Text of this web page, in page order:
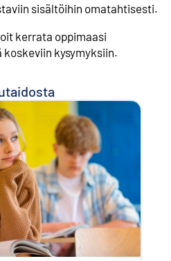
sisältöihin omatahtisesti.
kerrata oppimaasi
kysymyksiin.